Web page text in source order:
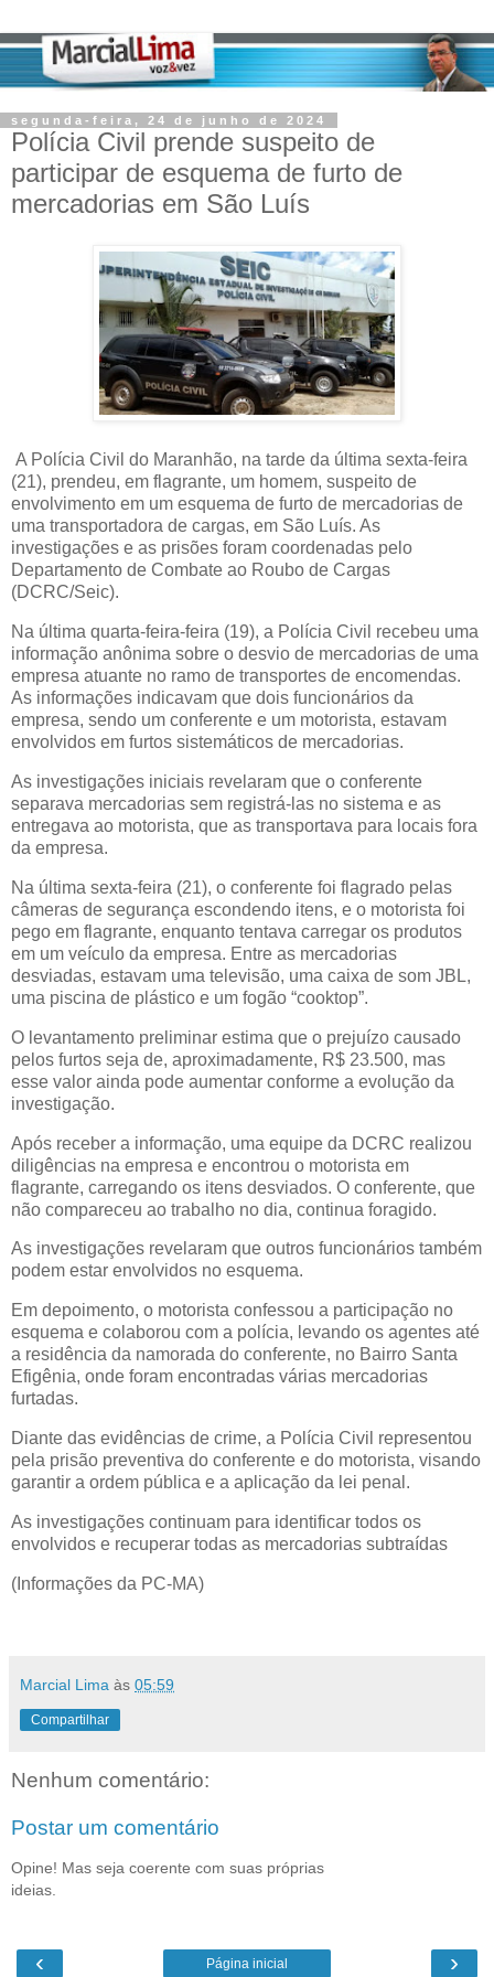
segunda-feira, 24 de junho de 2024
Polícia Civil prende suspeito de
participar de esquema de furto de
mercadorias em São Luís
A Polícia Civil do Maranhão, na tarde da última sexta-feira
(21), prendeu, em flagrante, um homem, suspeito de
envolvimento em um esquema de furto de mercadorias de
uma transportadora de cargas, em São Luís. As
investigações e as prisões foram coordenadas pelo
Departamento de Combate ao Roubo de Cargas
(DCRC/Seic).
Na última quarta-feira-feira (19), a Polícia Civil recebeu uma
informação anônima sobre o desvio de mercadorias de uma
empresa atuante no ramo de transportes de encomendas.
As informações indicavam que dois funcionários da
empresa, sendo um conferente e um motorista, estavam
envolvidos em furtos sistemáticos de mercadorias.
As investigações iniciais revelaram que o conferente
separava mercadorias sem registrá-las no sistema e as
entregava ao motorista, que as transportava para locais fora
da empresa.
Na última sexta-feira (21), o conferente foi flagrado pelas
câmeras de segurança escondendo itens, e o motorista foi
pego em flagrante, enquanto tentava carregar os produtos
em um veículo da empresa. Entre as mercadorias
desviadas, estavam uma televisão, uma caixa de som JBL,
uma piscina de plástico e um fogão “cooktop”.
O levantamento preliminar estima que o prejuízo causado
pelos furtos seja de, aproximadamente, R$ 23.500, mas
esse valor ainda pode aumentar conforme a evolução da
investigação.
Após receber a informação, uma equipe da DCRC realizou
diligências na empresa e encontrou o motorista em
flagrante, carregando os itens desviados. O conferente, que
não compareceu ao trabalho no dia, continua foragido.
As investigações revelaram que outros funcionários também
podem estar envolvidos no esquema.
Em depoimento, o motorista confessou a participação no
esquema e colaborou com a polícia, levando os agentes até
a residência da namorada do conferente, no Bairro Santa
Efigênia, onde foram encontradas várias mercadorias
furtadas.
Diante das evidências de crime, a Polícia Civil representou
pela prisão preventiva do conferente e do motorista, visando
garantir a ordem pública e a aplicação da lei penal.
As investigações continuam para identificar todos os
envolvidos e recuperar todas as mercadorias subtraídas
(Informações da PC-MA)
Marcial Lima às 05:59
Compartilhar
Nenhum comentário:
Postar um comentário
Opine! Mas seja coerente com suas próprias
ideias.
‹ ›
Página inicial